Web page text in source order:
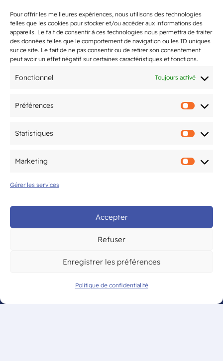
Pour offrir les meilleures expériences, nous utilisons des technologies
telles que les cookies pour stocker et/ou accéder aux informations des
appareils. Le fait de consentir à ces technologies nous permettra de traiter
des données telles que le comportement de navigation ou les ID uniques
sur ce site. Le fait de ne pas consentir ou de retirer son consentement
peut avoir un effet négatif sur certaines caractéristiques et fonctions.
Fonctionnel Toujours activé
Préférences
Statistiques
Marketing
Gérer les services
Accepter
Refuser
Enregistrer les préférences
Politique de confidentialité
Dernières actualités
juin au 10 juillet !
Flashmob de fin d’année 2026
interdépartementale Fédéral A et
Fédéral Régional
5ème édition du Tournoi National
les 20 & 21 juin